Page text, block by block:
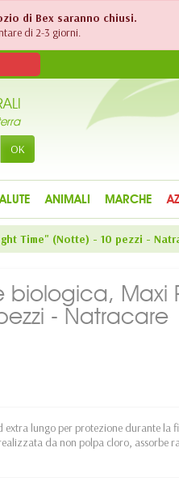
di Bex saranno chiusi.
di 2-3 giorni.
OK
ANIMALI MARCHE
Time" (Notte) - 10 pezzi -
biologica, Maxi
- Natracare
extra lungo per protezione durante
da non polpa cloro, assorbe